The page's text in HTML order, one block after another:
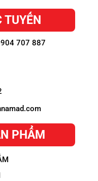
TUYẾN
707 887
PHẨM